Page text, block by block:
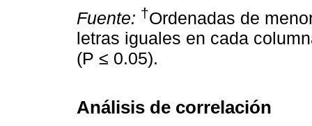
Fuente: †Ordenadas de
letras iguales en cada
(P ≤ 0.05).
Análisis de correlación